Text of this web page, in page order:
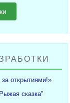
открытиями!»
сказка"